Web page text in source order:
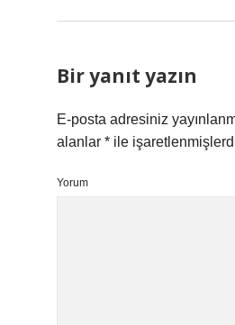
Bir yanıt yazın
E-posta adresiniz
alanlar * ile
Yorum